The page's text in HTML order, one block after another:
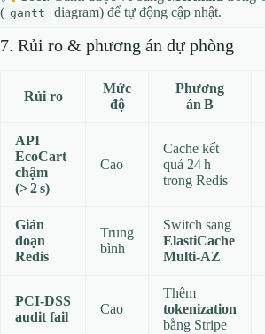
( gantt diagram) để tự động cập nhật.
7. Rủi ro & phương án dự phòng
Rủi ro
Mức
độ
Phương
án B
API
EcoCart
chậm
(> 2 s)
Cao
Cache kết
quả 24 h
trong Redis
Gián
đoạn
Redis
Trung
bình
Switch sang
ElastiCache
Multi‑AZ
PCI‑DSS
audit fail
Cao
Thêm
tokenization
bằng Stripe